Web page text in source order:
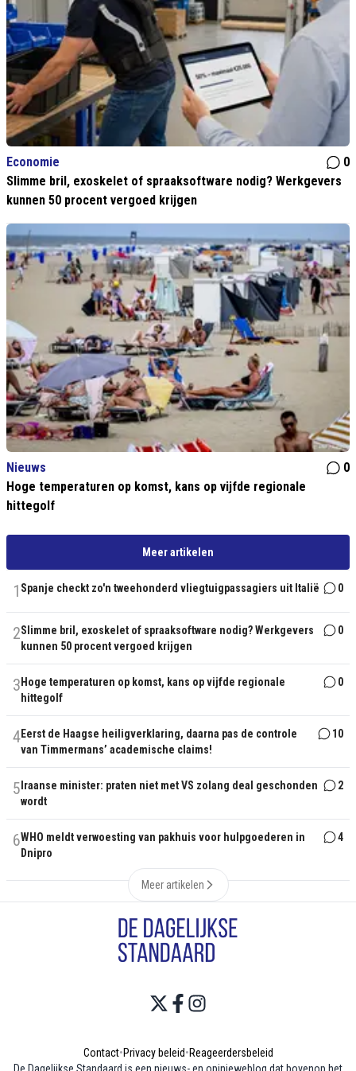
Economie
0
Slimme bril, exoskelet of spraaksoftware nodig? Werkgevers
kunnen 50 procent vergoed krijgen
Nieuws
0
Hoge temperaturen op komst, kans op vijfde regionale
hittegolf
Meer artikelen
1 Spanje checkt zo'n tweehonderd vliegtuigpassagiers uit Italië 0
2Slimme bril, exoskelet of spraaksoftware nodig? Werkgevers
kunnen 50 procent vergoed krijgen
0
3 Hoge temperaturen op komst, kans op vijfde regionale
hittegolf
0
4Eerst de Haagse heiligverklaring, daarna pas de controle
van Timmermans’ academische claims!
10
5 Iraanse minister: praten niet met VS zolang deal geschonden
wordt
2
6WHO meldt verwoesting van pakhuis voor hulpgoederen in
Dnipro
4
Meer artikelen
Contact•Privacy beleid•Reageerdersbeleid
De Dagelijkse Standaard is een nieuws- en opinieweblog dat bovenop het